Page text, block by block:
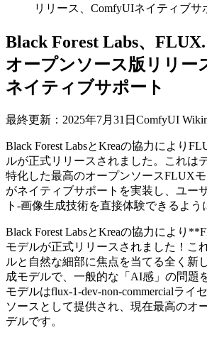
リリース、ComfyUIネイティブサ
Black Forest Labs、
オープンソース版リリー
ネイティブサポート
最終更新：2025年7月31日 ComfyUI Wiki
Black Forest LabsとKreaの協力により
ルが正式リリースされました。これは
特化した最高のオープンソースFLUX
がネイティブサポートを実装し、ユー
ト-画像生成技術を直接体験できるよう
Black Forest LabsとKreaの協力により
モデルが正式リリースされました！こ
ルと自然な細部に焦点を当てる全く新
成モデルで、一般的な「AI感」の問題
モデルはflux-1-dev-non-commercialライ
ソースとして提供され、現在最高のオ
デルです。